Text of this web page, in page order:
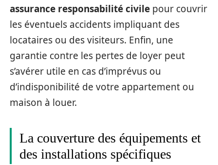
assurance responsabilité civile pour couvrir
les éventuels accidents impliquant des
locataires ou des visiteurs. Enfin, une
garantie contre les pertes de loyer peut
s’avérer utile en cas d’imprévus ou
d’indisponibilité de votre appartement ou
maison à louer.
La couverture des équipements et
des installations spécifiques